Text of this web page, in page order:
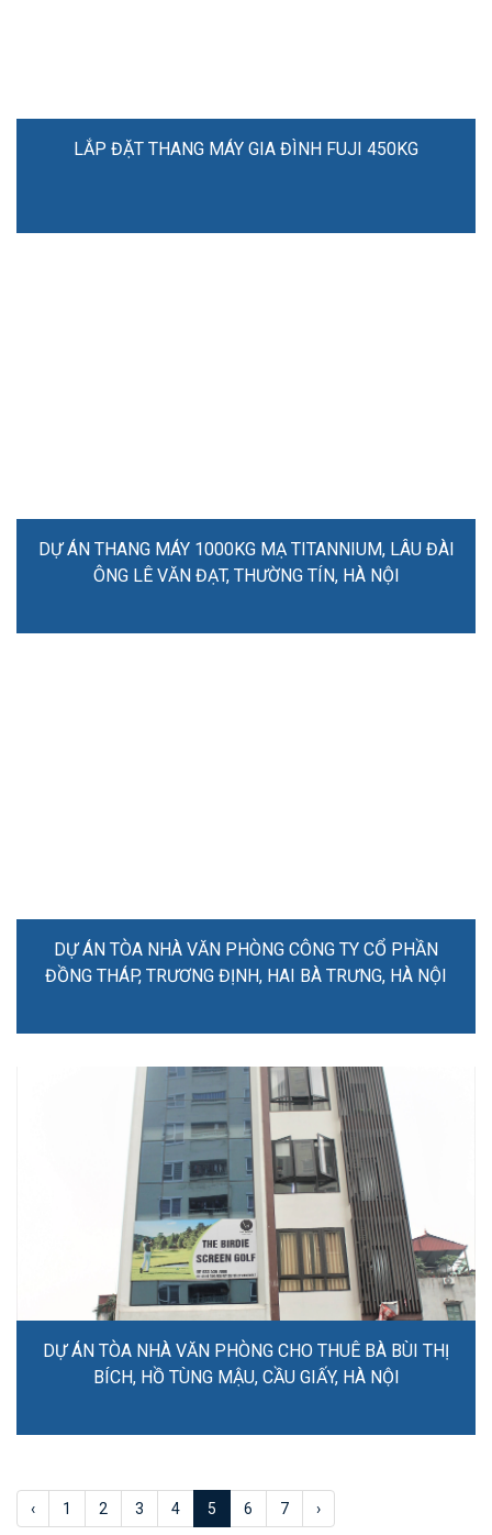
LẮP ĐẶT THANG MÁY GIA ĐÌNH FUJI 450KG
DỰ ÁN THANG MÁY 1000KG MẠ TITANNIUM, LÂU ĐÀI
ÔNG LÊ VĂN ĐẠT, THƯỜNG TÍN, HÀ NỘI
DỰ ÁN TÒA NHÀ VĂN PHÒNG CÔNG TY CỔ PHẦN
ĐỒNG THÁP, TRƯƠNG ĐỊNH, HAI BÀ TRƯNG, HÀ NỘI
DỰ ÁN TÒA NHÀ VĂN PHÒNG CHO THUÊ BÀ BÙI THỊ
BÍCH, HỒ TÙNG MẬU, CẦU GIẤY, HÀ NỘI
‹ 1 2 3 4 5 6 7 ›